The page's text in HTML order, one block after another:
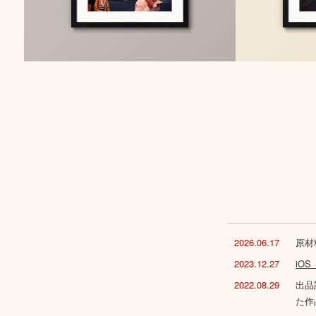
2026.06.17
原
2023.12.27
iOS
2022.08.29
出
た